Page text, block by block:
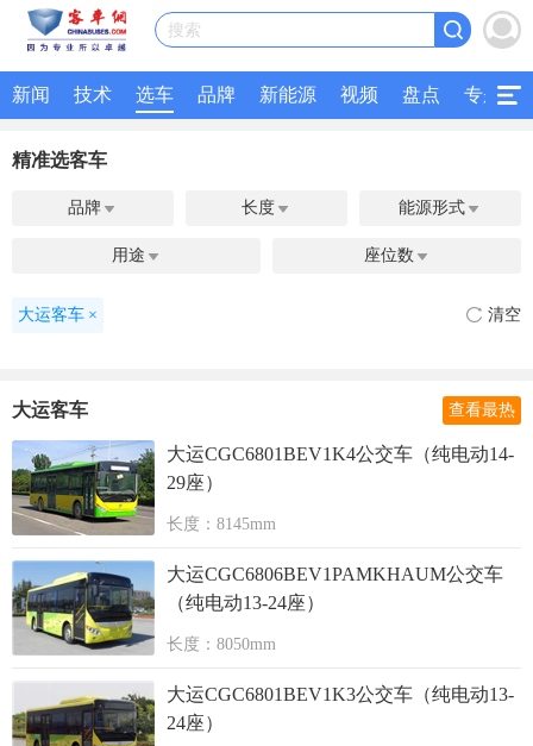
搜索
新闻 技术 选车 品牌 新能源 视频 盘点 专题
精准选客车
品牌  长度  能源形式 
用途  座位数 
大运客车 × 清空
大运客车 查看最热
大运CGC6801BEV1K4公交车（纯电动14-
29座）
长度：8145mm
大运CGC6806BEV1PAMKHAUM公交车
（纯电动13-24座）
长度：8050mm
大运CGC6801BEV1K3公交车（纯电动13-
24座）